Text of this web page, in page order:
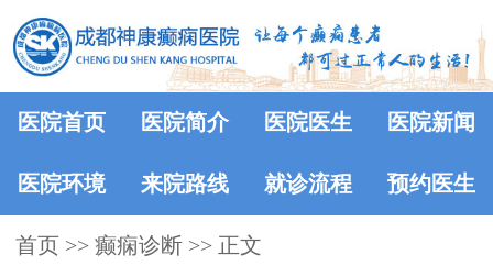
医院首页 医院简介 医院医生 医院新闻
医院环境 来院路线 就诊流程 预约医生
首页 >> 癫痫诊断 >> 正文